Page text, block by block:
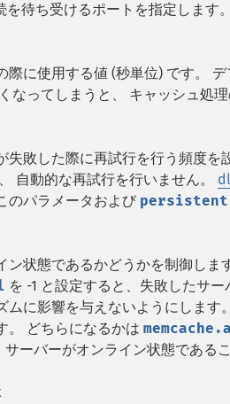
待ち受けるポートを指定します。
際に使用する値 (秒単位) です。
なってしまうと、 キャッシュ処
失敗した際に再試行を行う頻度を
自動的な再試行を行いません。
のパラメータおよび persistent
ン状態であるかどうかを制御しま
を -1 と設定すると、失敗したサ
ムに影響を与えないようにしま
。 どちらになるかは
サーバーがオンライン状態である